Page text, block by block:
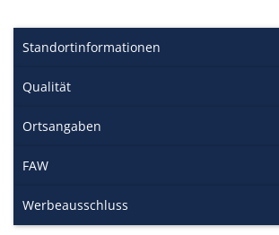
Standortinformationen
Qualität
Ortsangaben
FAW
Werbeausschluss